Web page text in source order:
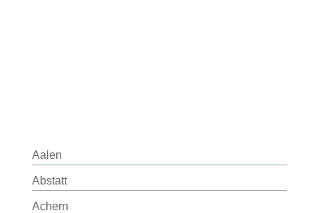
Aalen
Abstatt
Achern